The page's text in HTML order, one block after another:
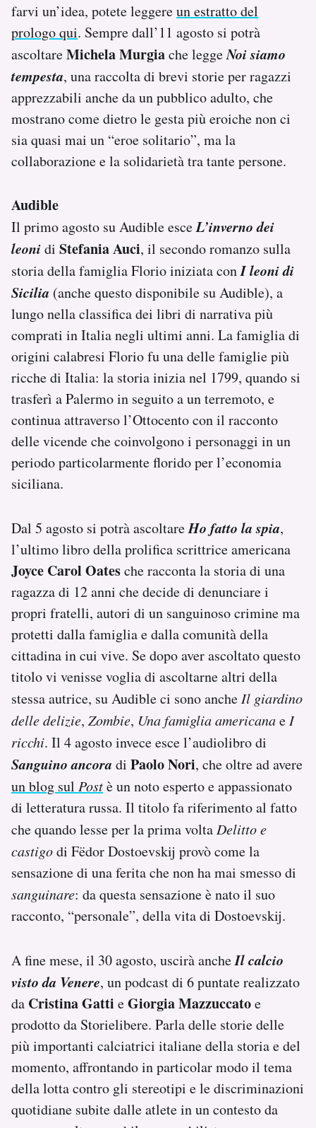
farvi un’idea, potete leggereun estratto del
prologo qui. Sempre dall’11 agosto si potrà
ascoltareMichela Murgiache leggeNoi siamo
tempesta, una raccolta di brevi storie per ragazzi
apprezzabili anche da un pubblico adulto, che
mostrano come dietro le gesta più eroiche non ci
sia quasi mai un “eroe solitario”, ma la
collaborazione e la solidarietà tra tante persone.
Audible
Il primo agosto su Audible esceL’inverno dei
leonidi Stefania Auci, il secondo romanzo sulla
storia della famiglia Florio iniziata conI leoni di
Sicilia (anche questo disponibile su Audible), a
lungo nella classifica dei libri di narrativa più
comprati in Italia negli ultimi anni. La famiglia di
origini calabresi Florio fu una delle famiglie più
ricche di Italia: la storia inizia nel 1799, quando si
trasferì a Palermo in seguito a un terremoto, e
continua attraverso l’Ottocento con il racconto
delle vicende che coinvolgono i personaggi in un
periodo particolarmente florido per l’economia
siciliana.
Dal 5 agosto si potrà ascoltareHo fatto la spia,
l’ultimo libro della prolifica scrittrice americana
Joyce Carol Oatesche racconta la storia di una
ragazza di 12 anni che decide di denunciare i
propri fratelli, autori di un sanguinoso crimine ma
protetti dalla famiglia e dalla comunità della
cittadina in cui vive. Se dopo aver ascoltato questo
titolo vi venisse voglia di ascoltarne altri della
stessa autrice, su Audible ci sono anche Il giardino
delle delizie, Zombie, Una famiglia americanae I
ricchi. Il 4 agosto invece esce l’audiolibro di
Sanguino ancora di Paolo Nori, che oltre ad avere
un blog sul Postè un noto esperto e appassionato
di letteratura russa. Il titolo fa riferimento al fatto
che quando lesse per la prima volta Delitto e
castigodi Fëdor Dostoevskij provò come la
sensazione di una ferita che non ha mai smesso di
sanguinare: da questa sensazione è nato il suo
racconto, “personale”, della vita di Dostoevskij.
A fine mese, il 30 agosto, uscirà ancheIl calcio
visto da Venere, un podcast di 6 puntate realizzato
da Cristina Gatti eGiorgia Mazzuccatoe
prodotto da Storielibere. Parla delle storie delle
più importanti calciatrici italiane della storia e del
momento, affrontando in particolar modo il tema
della lotta contro gli stereotipi e le discriminazioni
quotidiane subite dalle atlete in un contesto da